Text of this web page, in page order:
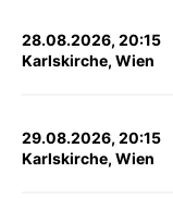
28.08.2026, 20:15
Karlskirche, Wien
29.08.2026, 20:15
Karlskirche, Wien